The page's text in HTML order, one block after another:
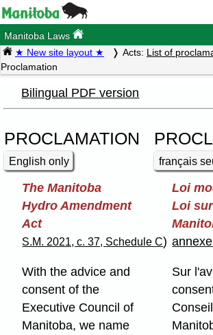
Manitoba Laws
★ New site layout ★ Acts: List of
Proclamation
Bilingual PDF version
PROCLAMATION
English only français
The Manitoba
Hydro Amendment
Act
S.M. 2021, c. 37, Schedule C)
Loi
Loi
With the advice and
consent of the
Executive Council of
Manitoba, we name
Sur